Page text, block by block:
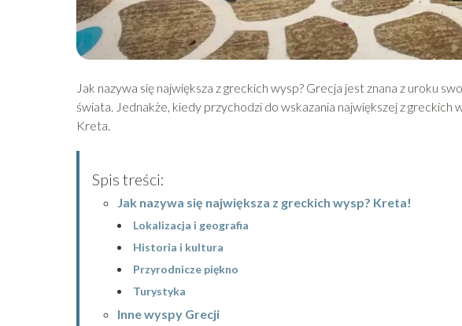
Jak nazywa się największa z greckich wysp? Grecja jest znana z uroku
świata. Jednakże, kiedy przychodzi do wskazania największej z greckich
Kreta.
Spis treści:
Jak nazywa się największa z greckich wysp? Kreta!
Lokalizacja i geografia
Historia i kultura
Przyrodnicze piękno
Turystyka
Inne wyspy Grecji